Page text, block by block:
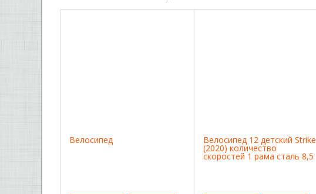
Велосипед Велосипед 12 детский Strike
(2020) количество
скоростей 1 рама сталь 8,5
белый/зеленый